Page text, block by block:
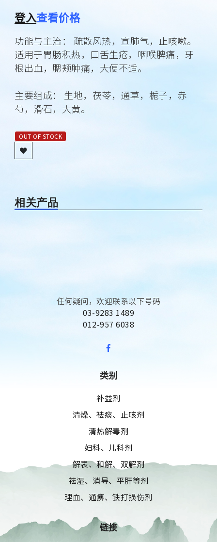
登入查看价格
功能与主治： 疏散风热，宣肺气，止咳嗽。
适用于胃肠积热，口舌生疮，咽喉脾痛，牙
根出血，腮颊肿痛，大便不适。
主要组成： 生地，茯苓，通草，栀子，赤
芍，滑石，大黄。
OUT OF STOCK
相关产品
任何疑问，欢迎联系以下号码
03-9283 1489
012-957 6038
类别
补益剂
清燥、祛痰、止咳剂
清热解毒剂
妇科、儿科剂
解表、和解、双解剂
祛湿、消导、平肝等剂
理血、通痹、铁打损伤剂
链接